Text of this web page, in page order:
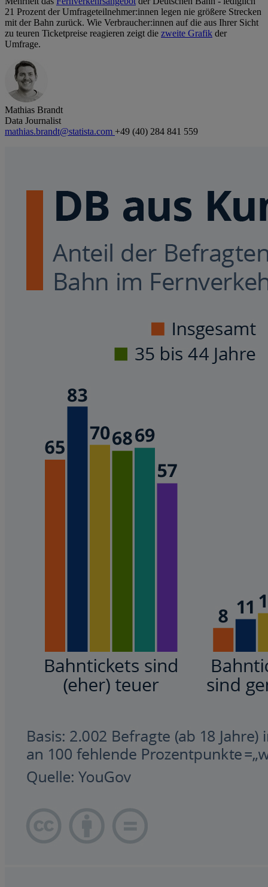
21 Prozent der Umfrageteilnehmer:innen legen nie größere Strecken
mit der Bahn zurück. Wie Verbraucher:innen auf die aus Ihrer Sicht
zu teuren Ticketpreise reagieren zeigt die zweite Grafik der
Umfrage.
Mathias Brandt
Data Journalist
mathias.brandt@statista.com +49 (40) 284 841 559